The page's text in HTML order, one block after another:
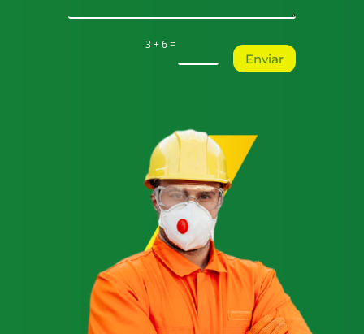
3 + 6=
Enviar